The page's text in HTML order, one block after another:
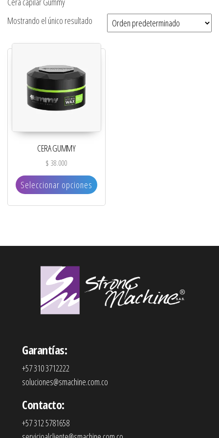
Mostrando el único resultado
CERA GUMMY
$ 38.000
Seleccionar opciones Este producto tiene múltiples variantes.
Garantías:
+57 310 3712222
soluciones@smachine.com.co
Contacto:
+57 312 5781658